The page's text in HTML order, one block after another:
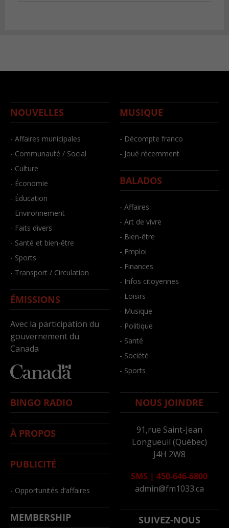
NOUVELLES
- Affaires municipales
- Communauté / Social
- Culture
- Économie
- Éducation
- Environnement
- Faits divers
- Santé et bien-être
- Sports
- Transport / Circulation
ÉMISSIONS
Avec la participation du
gouvernement du
Canada
MUSIQUE
- Décompte franco
- Joué récemment
BALADOS
- Affaires
- Art de vivre
- Bien-être
- Emploi
- Finances
- Infos citoyennes
- Loisirs
- Musique
- Politique
- Santé
- Société
- Sports
BINGO RADIO
À PROPOS
PUBLICITÉ
- Opportunités d’affaires
MEMBERSHIP
NOUS JOINDRE
91,rue Saint-Jean
Longueuil (Québec)
J4H 2W8
SMS | 450-646-6800
admin@fm1033.ca
SUIVEZ-NOUS